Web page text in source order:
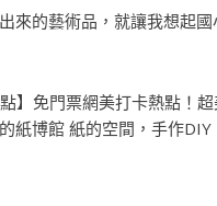
來的藝術品，就讓我想起國